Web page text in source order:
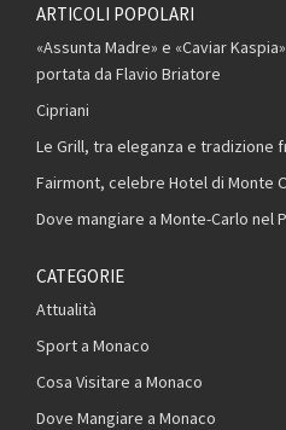
ARTICOLI POPOLARI
«Assunta Madre» e «Caviar
portata da Flavio Briatore
Cipriani
Le Grill, tra eleganza e tradizione
Fairmont, celebre Hotel di Monte
Dove mangiare a Monte-Carlo nel
CATEGORIE
Attualità
Sport a Monaco
Cosa Visitare a Monaco
Dove Mangiare a Monaco